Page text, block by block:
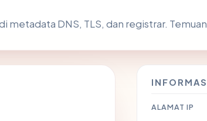
metadata DNS, TLS, dan registrar.
ALAMAT IP